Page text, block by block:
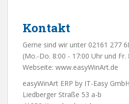
Kontakt
Gerne sind wir unter 02161 277
(Mo.-Do. 8:00 - 17:00 Uhr und Fr.
Webseite: www.easyWinArt.de
easyWinArt ERP by IT-Easy GmbH
Liedberger Straße 53 a-b